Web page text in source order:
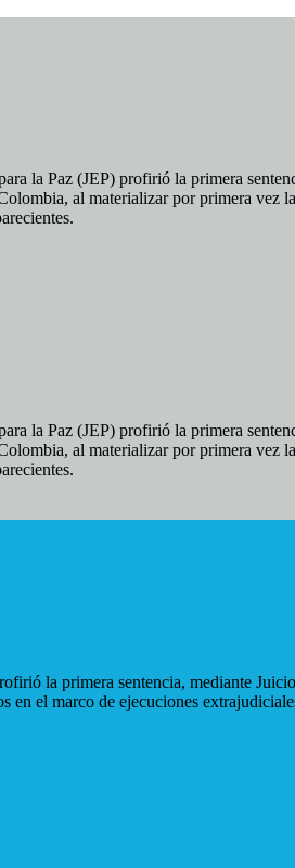
la Paz (JEP) profirió la primera
al materializar por primera vez
la Paz (JEP) profirió la primera
al materializar por primera vez
la primera sentencia, mediante
en el marco de ejecuciones